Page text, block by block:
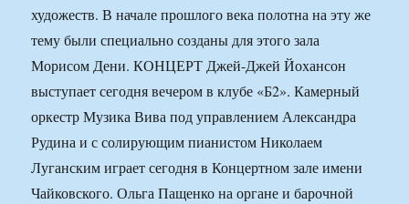
художеств. В начале прошлого века полотна на эту же
тему были специально созданы для этого зала
Морисом Дени. КОНЦЕРТ Джей-Джей Йохансон
выступает сегодня вечером в клубе «Б2». Камерный
оркестр Музика Вива под управлением Александра
Рудина и с солирующим пианистом Николаем
Луганским играет сегодня в Концертном зале имени
Чайковского. Ольга Пащенко на органе и барочной